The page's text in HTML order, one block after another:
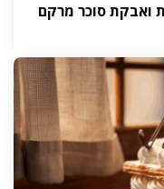
ואבקת סוכר מרקם